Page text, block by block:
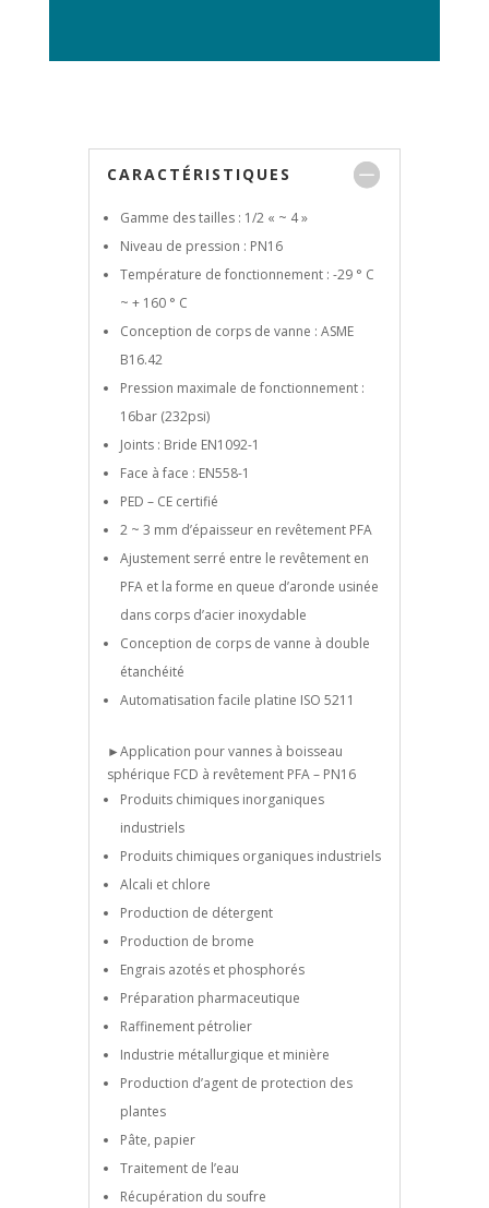
CARACTÉRISTIQUES
Gamme des tailles : 1/2 « ~ 4 »
Niveau de pression : PN16
Température de fonctionnement : -29 ° C
~ + 160 ° C
Conception de corps de vanne : ASME
B16.42
Pression maximale de fonctionnement :
16bar (232psi)
Joints : Bride EN1092-1
Face à face : EN558-1
PED – CE certifié
2 ~ 3 mm d’épaisseur en revêtement PFA
Ajustement serré entre le revêtement en
PFA et la forme en queue d’aronde usinée
dans corps d’acier inoxydable
Conception de corps de vanne à double
étanchéité
Automatisation facile platine ISO 5211
►Application pour vannes à boisseau
sphérique FCD à revêtement PFA – PN16
Produits chimiques inorganiques
industriels
Produits chimiques organiques industriels
Alcali et chlore
Production de détergent
Production de brome
Engrais azotés et phosphorés
Préparation pharmaceutique
Raffinement pétrolier
Industrie métallurgique et minière
Production d’agent de protection des
plantes
Pâte, papier
Traitement de l’eau
Récupération du soufre